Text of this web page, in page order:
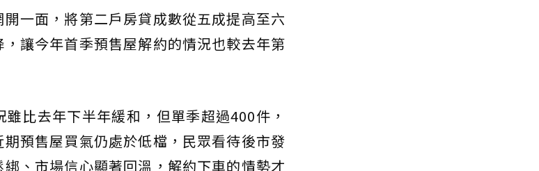
一面，將第二戶房貸成數從五成提高至六
讓今年首季預售屋解約的情況也較去年第
比去年下半年緩和，但單季超過400件，
預售屋買氣仍處於低檔，民眾看待後市發
、市場信心顯著回溫，解約下車的情勢才